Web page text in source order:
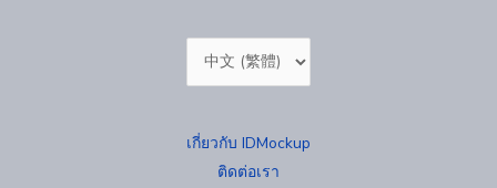
Choose
a
เกี่ยวกับ IDMockup
ติดต่อเรา